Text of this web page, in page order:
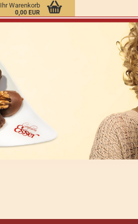
Ihr Warenkorb
0,00 EUR